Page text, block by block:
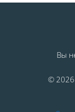
Вы
© 2026